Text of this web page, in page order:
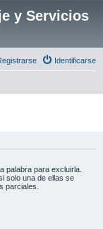
y Servicios
Identificarse
palabra para excluirla.
solo una de ellas se
parciales.